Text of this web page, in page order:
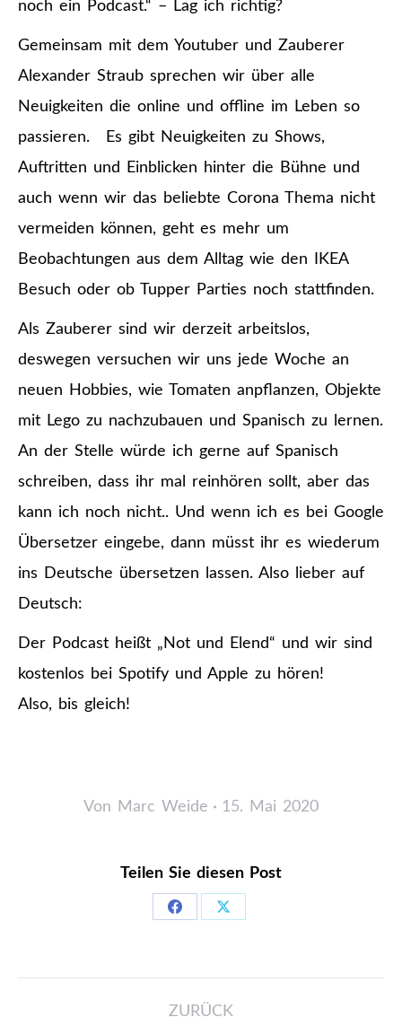
noch ein Podcast.“ – Lag ich richtig?
Gemeinsam mit dem Youtuber und Zauberer
Alexander Straub sprechen wir über alle
Neuigkeiten die online und offline im Leben so
passieren. Es gibt Neuigkeiten zu Shows,
Auftritten und Einblicken hinter die Bühne und
auch wenn wir das beliebte Corona Thema nicht
vermeiden können, geht es mehr um
Beobachtungen aus dem Alltag wie den IKEA
Besuch oder ob Tupper Parties noch stattfinden.
Als Zauberer sind wir derzeit arbeitslos,
deswegen versuchen wir uns jede Woche an
neuen Hobbies, wie Tomaten anpflanzen, Objekte
mit Lego zu nachzubauen und Spanisch zu lernen.
An der Stelle würde ich gerne auf Spanisch
schreiben, dass ihr mal reinhören sollt, aber das
kann ich noch nicht.. Und wenn ich es bei Google
Übersetzer eingebe, dann müsst ihr es wiederum
ins Deutsche übersetzen lassen. Also lieber auf
Deutsch:
Der Podcast heißt „Not und Elend“ und wir sind
kostenlos bei Spotify und Apple zu hören!
Also, bis gleich!
Von Marc Weide 15. Mai 2020
Teilen Sie diesen Post
Share
Share
Kommentarnavigation
ZURÜCK